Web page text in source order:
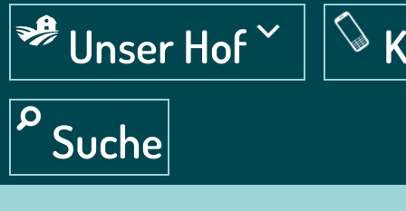
Unser Hof
Suche